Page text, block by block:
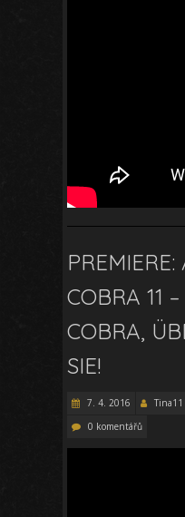
COBRA 11
COBRA,
SIE!
7. 4. 2016 Tina11
0 komentářů